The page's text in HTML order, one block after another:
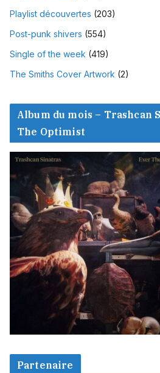
Playlist découvertes (203)
Post-punk shivers (554)
Single of the week (419)
The Smiths Cover Artwork (2)
Album du mois – Trashcan
The Optimist
Partenaire